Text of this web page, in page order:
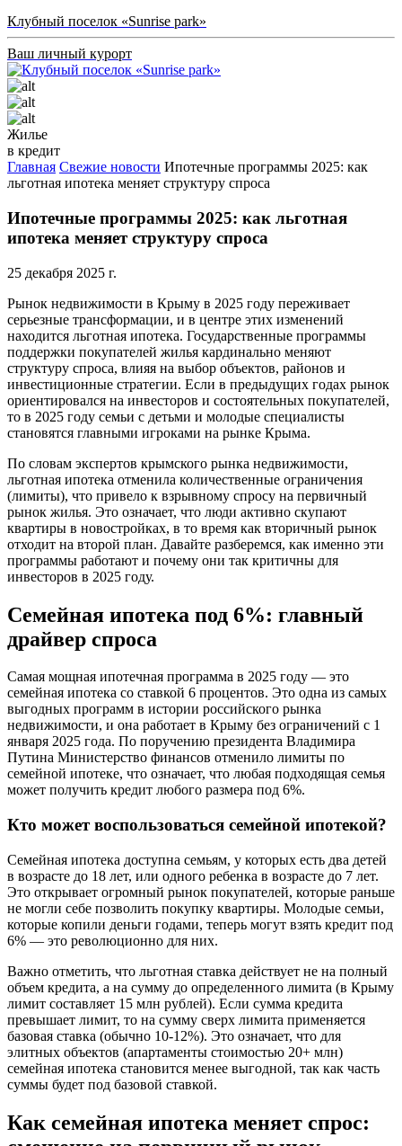
Клубный поселок «Sunrise park»
Ваш личный курорт
Жилье
в кредит
Главная Свежие новости Ипотечные программы 2025: как
льготная ипотека меняет структуру спроса
Ипотечные программы 2025: как льготная
ипотека меняет структуру спроса
25 декабря 2025 г.
Рынок недвижимости в Крыму в 2025 году переживает
серьезные трансформации, и в центре этих изменений
находится льготная ипотека. Государственные программы
поддержки покупателей жилья кардинально меняют
структуру спроса, влияя на выбор объектов, районов и
инвестиционные стратегии. Если в предыдущих годах рынок
ориентировался на инвесторов и состоятельных покупателей,
то в 2025 году семьи с детьми и молодые специалисты
становятся главными игроками на рынке Крыма.
По словам экспертов крымского рынка недвижимости,
льготная ипотека отменила количественные ограничения
(лимиты), что привело к взрывному спросу на первичный
рынок жилья. Это означает, что люди активно скупают
квартиры в новостройках, в то время как вторичный рынок
отходит на второй план. Давайте разберемся, как именно эти
программы работают и почему они так критичны для
инвесторов в 2025 году.
Семейная ипотека под 6%: главный
драйвер спроса
Самая мощная ипотечная программа в 2025 году — это
семейная ипотека со ставкой 6 процентов. Это одна из самых
выгодных программ в истории российского рынка
недвижимости, и она работает в Крыму без ограничений с 1
января 2025 года. По поручению президента Владимира
Путина Министерство финансов отменило лимиты по
семейной ипотеке, что означает, что любая подходящая семья
может получить кредит любого размера под 6%.
Кто может воспользоваться семейной ипотекой?
Семейная ипотека доступна семьям, у которых есть два детей
в возрасте до 18 лет, или одного ребенка в возрасте до 7 лет.
Это открывает огромный рынок покупателей, которые раньше
не могли себе позволить покупку квартиры. Молодые семьи,
которые копили деньги годами, теперь могут взять кредит под
6% — это революционно для них.
Важно отметить, что льготная ставка действует не на полный
объем кредита, а на сумму до определенного лимита (в Крыму
лимит составляет 15 млн рублей). Если сумма кредита
превышает лимит, то на сумму сверх лимита применяется
базовая ставка (обычно 10-12%). Это означает, что для
элитных объектов (апартаменты стоимостью 20+ млн)
семейная ипотека становится менее выгодной, так как часть
суммы будет под базовой ставкой.
Как семейная ипотека меняет спрос: